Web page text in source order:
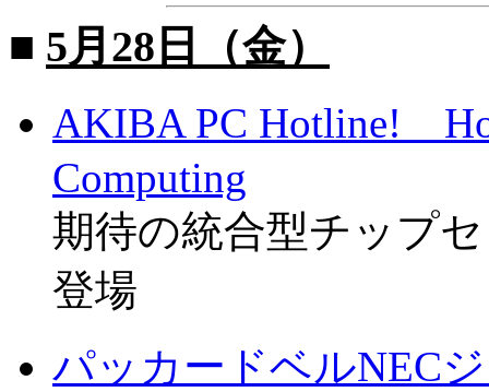
■ 5月28日（金）
AKIBA PC Hotline!
Computing
期待の統合型チップ
登場
パッカードベルNEC